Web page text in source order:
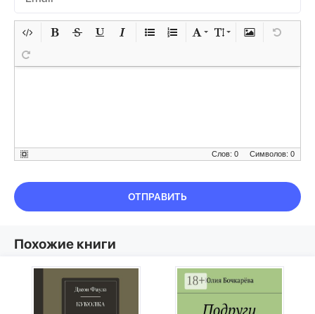
Символов: 0
Слов: 0
ОТПРАВИТЬ
Похожие книги